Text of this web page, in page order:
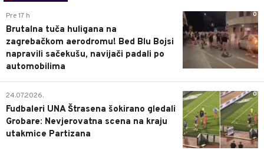
0
Pre 17 h
Brutalna tuča huligana na
zagrebačkom aerodromu! Bed Blu Bojsi
napravili sačekušu, navijači padali po
automobilima
0
24.07.2026.
Fudbaleri UNA Štrasena šokirano gledali
Grobare: Nevjerovatna scena na kraju
utakmice Partizana